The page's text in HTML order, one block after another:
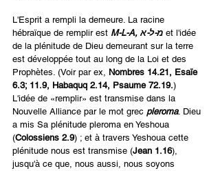
L'Esprit a rempli la demeure. La racine
hébraïque de remplir est
M-L-A, מ-ל-א et l'idée
de la plénitude de Dieu demeurant sur la terre
est développée tout au long de la Loi et des
Prophètes. (Voir par ex, Nombres 14.21, Esaïe
6.3; 11.9, Habaquq 2.14, Psaume 72.19.)
L'idée de «remplir» est transmise dans la
Nouvelle Alliance par le mot grec pleroma. Dieu
a mis Sa plénitude pleroma en Yeshoua
(Colossiens 2.9) ; et à travers Yeshoua cette
plénitude nous est transmise (Jean 1.16),
jusqu'à ce que, nous aussi, nous soyons